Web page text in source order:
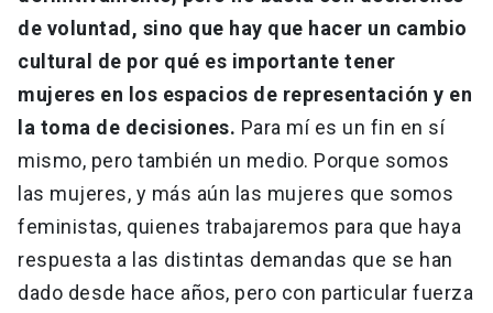
de voluntad, sino que hay que hacer un cambio
cultural de por qué es importante tener
mujeres en los espacios de representación y en
la toma de decisiones. Para mí es un fin en sí
mismo, pero también un medio. Porque somos
las mujeres, y más aún las mujeres que somos
feministas, quienes trabajaremos para que haya
respuesta a las distintas demandas que se han
dado desde hace años, pero con particular fuerza